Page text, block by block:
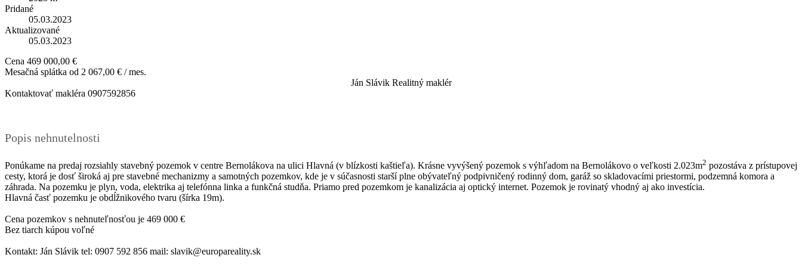
Pridané
05.03.2023
Aktualizované
05.03.2023
Cena 469 000,00 €
Mesačná splátka od 2 067,00 € / mes.
Ján Slávik Realitný maklér
Kontaktovať makléra 0907592856
Popis nehnutelnosti
Ponúkame na predaj rozsiahly stavebný pozemok v centre Bernolákova na ulici Hlavná (v blízkosti kaštieľa). Krásne vyvýšený pozemok s výhľadom na Bernolákovo o veľkosti 2.023m2 pozostáva z prístupovej
cesty, ktorá je dosť široká aj pre stavebné mechanizmy a samotných pozemkov, kde je v súčasnosti starší plne obývateľný podpivničený rodinný dom, garáž so skladovacími priestormi, podzemná komora a
záhrada. Na pozemku je plyn, voda, elektrika aj telefónna linka a funkčná studňa. Priamo pred pozemkom je kanalizácia aj optický internet. Pozemok je rovinatý vhodný aj ako investícia.
Hlavná časť pozemku je obdĺžnikového tvaru (šírka 19m).
Cena pozemkov s nehnuteľnosťou je 469 000 €
Bez tiarch kúpou voľné
Kontakt: Ján Slávik tel: 0907 592 856 mail: slavik@europareality.sk